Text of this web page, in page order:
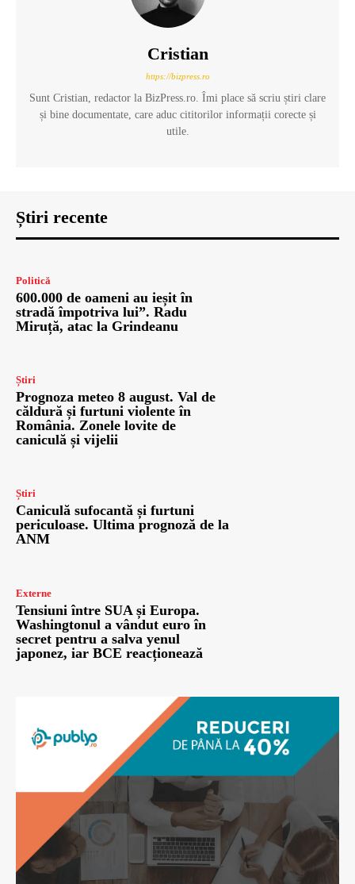
Cristian
https://bizpress.ro
Sunt Cristian, redactor la BizPress.ro. Îmi place să scriu știri clare
și bine documentate, care aduc cititorilor informații corecte și
utile.
Știri recente
Politică
600.000 de oameni au ieșit în
stradă împotriva lui”. Radu
Miruță, atac la Grindeanu
Știri
Prognoza meteo 8 august. Val de
căldură și furtuni violente în
România. Zonele lovite de
caniculă și vijelii
Știri
Caniculă sufocantă și furtuni
periculoase. Ultima prognoză de la
ANM
Externe
Tensiuni între SUA și Europa.
Washingtonul a vândut euro în
secret pentru a salva yenul
japonez, iar BCE reacționează